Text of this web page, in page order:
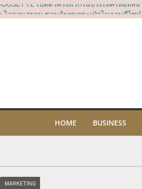
เปิดตัวครั้งแรกในประเทศไทยที่ส
ไอคอนสยาม ชวนค้นพบกระเป๋าไนลอนดีไซ
มิ” ชวนฟิน เตรียมเสิร์ฟโมเมนต์พิเศษในงาน
SIAM” ให้แฟนๆ ลุ้น Group Shot 5 สิงหาคมนี้
HOME BUSINESS
MARKETING